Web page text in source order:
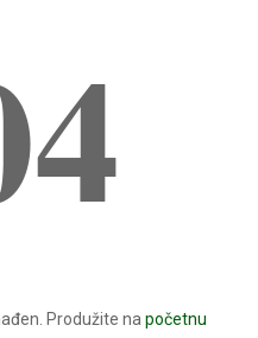
Produžite na početnu